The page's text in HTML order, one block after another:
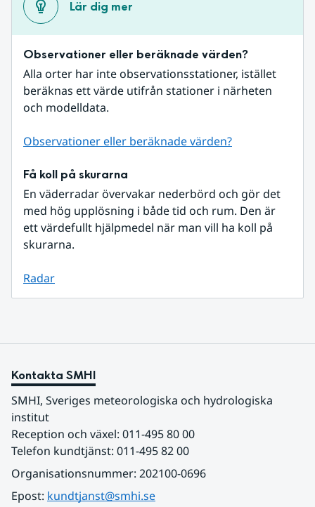
Lär dig mer
Observationer eller beräknade värden?
Alla orter har inte observationsstationer, istället
beräknas ett värde utifrån stationer i närheten
och modelldata.
Observationer eller beräknade värden?
Få koll på skurarna
En väderradar övervakar nederbörd och gör det
med hög upplösning i både tid och rum. Den är
ett värdefullt hjälpmedel när man vill ha koll på
skurarna.
Radar
Kontakta SMHI
SMHI, Sveriges meteorologiska och hydrologiska
institut
Reception och växel: 011-495 80 00
Telefon kundtjänst: 011-495 82 00
Organisationsnummer: 202100-0696
Epost: kundtjanst@smhi.se